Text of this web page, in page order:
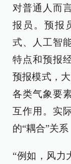
对普通人而
报员。预报
式、人工智
特点和预报
预报模式，
各类气象要
互作用。实
的“耦合”关
“例如，风力